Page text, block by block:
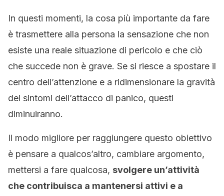
In questi momenti, la cosa più importante da fare
è trasmettere alla persona la sensazione che non
esiste una reale situazione di pericolo e che ciò
che succede non è grave. Se si riesce a spostare il
centro dell’attenzione e a ridimensionare la gravità
dei sintomi dell’attacco di panico, questi
diminuiranno.
Il modo migliore per raggiungere questo obiettivo
è pensare a qualcos’altro, cambiare argomento,
mettersi a fare qualcosa, svolgere un’attività
che contribuisca a mantenersi attivi e a